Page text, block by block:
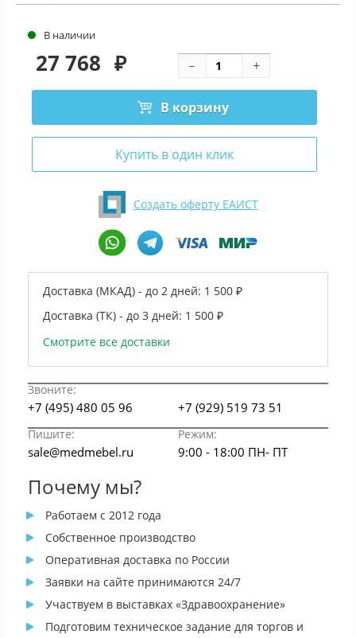
В наличии
27 768 ₽
В корзину
Купить в один клик
Создать оферту ЕАИСТ
Доставка (МКАД) - до 2 дней: 1 500 ₽
Доставка (ТК) - до 3 дней: 1 500 ₽
Смотрите все доставки
Звоните:
+7 (495) 480 05 96 +7 (929) 519 73 51
Пишите: Режим:
sale@medmebel.ru 9:00 - 18:00 ПН- ПТ
Почему мы?
Работаем с 2012 года
Собственное производство
Оперативная доставка по России
Заявки на сайте принимаются 24/7
Участвуем в выставках «Здравоохранение»
Подготовим техническое задание для торгов и